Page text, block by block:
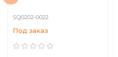
SQ0202-0022
Под заказ